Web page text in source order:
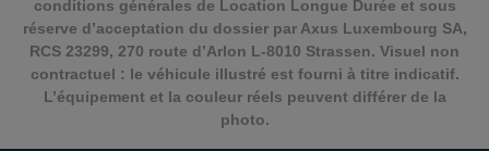
conditions générales de Location Longue Durée et sous
réserve d’acceptation du dossier par Axus Luxembourg SA,
RCS 23299, 270 route d’Arlon L-8010 Strassen. Visuel non
contractuel : le véhicule illustré est fourni à titre indicatif.
L’équipement et la couleur réels peuvent différer de la
photo.